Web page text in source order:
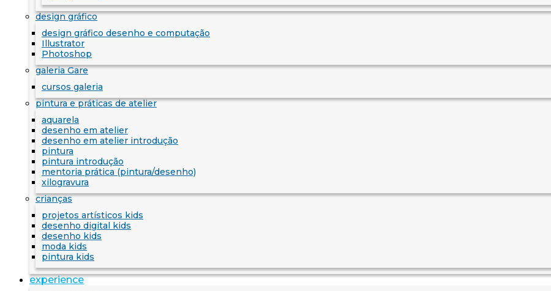
design gráfico
design gráfico desenho e computação
Illustrator
Photoshop
galeria Gare
cursos galeria
pintura e práticas de atelier
aquarela
desenho em atelier
desenho em atelier introdução
pintura
pintura introdução
mentoria prática (pintura/desenho)
xilogravura
crianças
projetos artísticos kids
desenho digital kids
desenho kids
moda kids
pintura kids
experience